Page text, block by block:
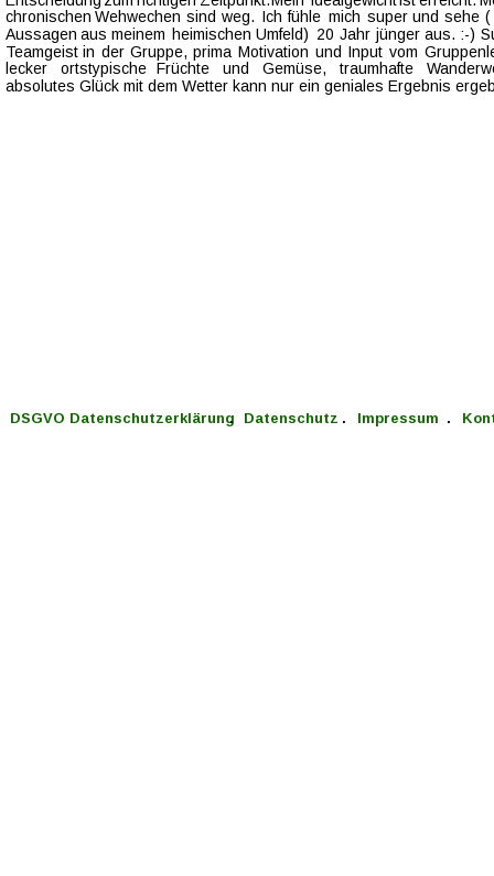
chronischen Wehwechen sind weg. Ich fühle mich super und sehe
Aussagen aus meinem heimischen Umfeld) 20 Jahr jünger aus. :-)
Teamgeist in der Gruppe, prima Motivation und Input vom
lecker ortstypische Früchte und Gemüse, traumhafte
absolutes Glück mit dem Wetter kann nur ein geniales Ergebnis
DSGVO Datenschutzerklärung . Datenschutz . Impressum .